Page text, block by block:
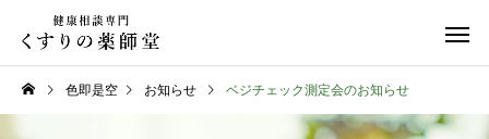
色即是空 お知らせ ベジチェック測定会のお知らせ